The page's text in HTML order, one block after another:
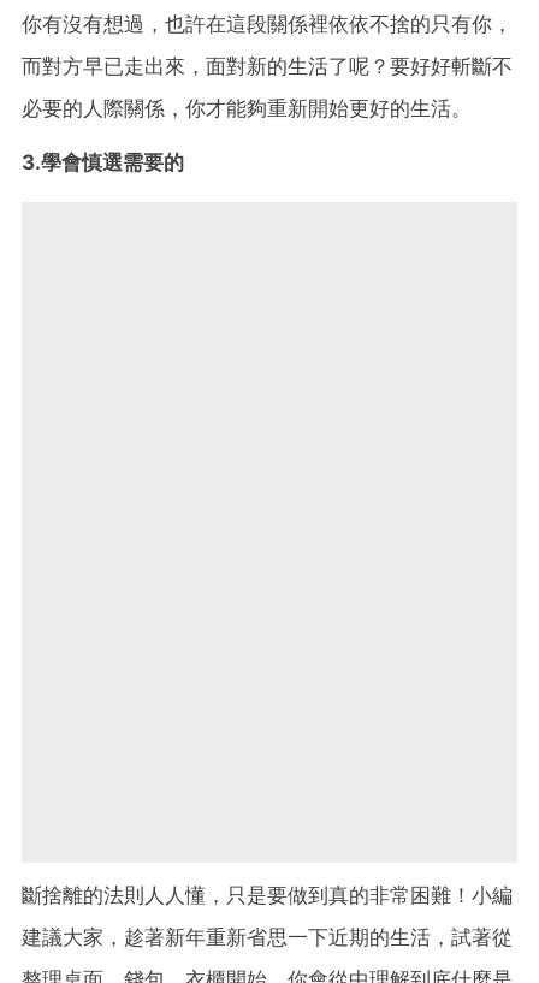
你有沒有想過，也許在這段關係裡依依不捨的只有你，
而對方早已走出來，面對新的生活了呢？要好好斬斷不
必要的人際關係，你才能夠重新開始更好的生活。
3.學會慎選需要的
斷捨離的法則人人懂，只是要做到真的非常困難！小編
建議大家，趁著新年重新省思一下近期的生活，試著從